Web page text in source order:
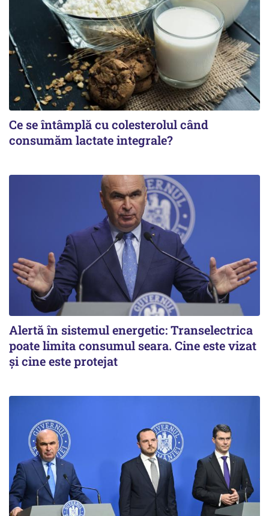
Ce se întâmplă cu colesterolul când
consumăm lactate integrale?
Alertă în sistemul energetic: Transelectrica
poate limita consumul seara. Cine este vizat
și cine este protejat